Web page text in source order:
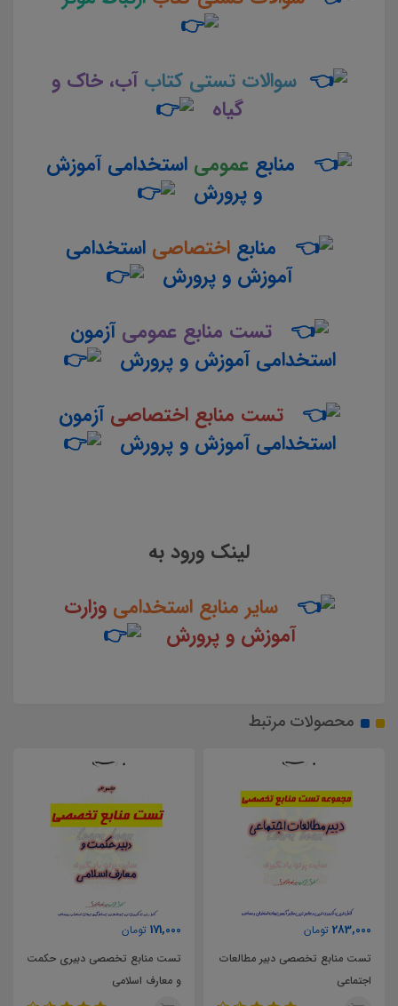
سوالات تستی کتابآب، خاک و
گیاه
منابع عمومی استخدامی آموزش
و پرورش
منابعاختصاصیاستخدامی
آموزش و پرورش
تست منابع عمومی آزمون
استخدامی آموزش و پرورش
تست منابع اختصاصی آزمون
استخدامی آموزش و پرورش
لینک ورود به
سایر منابع استخدامیوزارت
آموزش و پرورش
محصولات مرتبط
171,000
تست منابع تخصصی دبیری حکمت
63,000
پایه یازدهم